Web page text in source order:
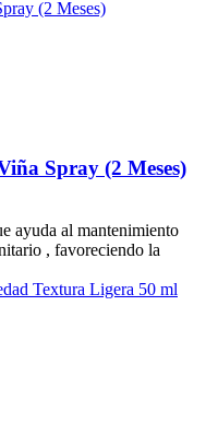
Spray (2 Meses)
ayuda al mantenimiento
, favoreciendo la